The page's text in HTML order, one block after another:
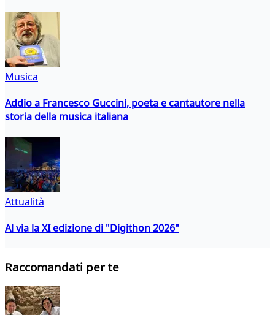
Musica
Addio a Francesco Guccini, poeta e cantautore nella
storia della musica italiana
Attualità
Al via la XI edizione di "Digithon 2026"
Raccomandati per te